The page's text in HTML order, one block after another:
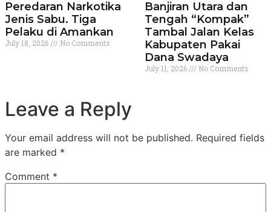
Peredaran Narkotika
Jenis Sabu. Tiga
Pelaku di Amankan
July 18, 2026 No Comments
Banjiran Utara dan
Tengah “Kompak”
Tambal Jalan Kelas
Kabupaten Pakai
Dana Swadaya
July 11, 2026 No Comments
Leave a Reply
Your email address will not be published. Required fields
are marked *
Comment *